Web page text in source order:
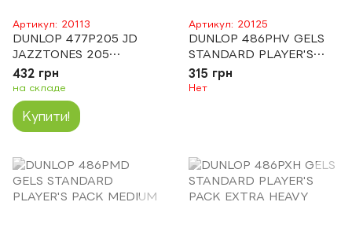
Артикул: 20113
DUNLOP 477P205 JD
JAZZTONES 205
PLAYER'S PACK
432 грн
на складе
Купити!
Артикул: 20125
DUNLOP 486PHV GELS
STANDARD PLAYER'S
PACK HEAVY
315 грн
Нет